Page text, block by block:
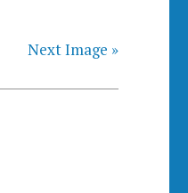
Next Image »